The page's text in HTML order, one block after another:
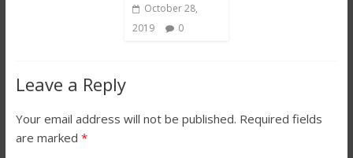
October 28,
2019
0
Leave a Reply
Your email address will not be published. Required fields
are marked *